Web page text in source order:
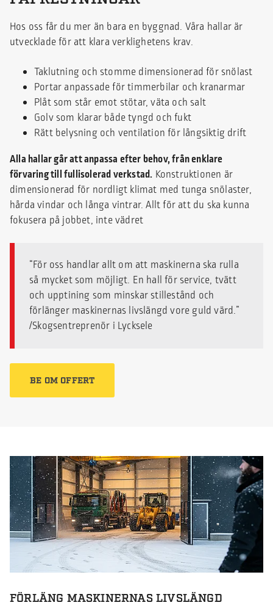
Hos oss får du mer än bara en byggnad. Våra hallar är
utvecklade för att klara verklighetens krav.
Taklutning och stomme dimensionerad för snölast
Portar anpassade för timmerbilar och kranarmar
Plåt som står emot stötar, väta och salt
Golv som klarar både tyngd och fukt
Rätt belysning och ventilation för långsiktig drift
Alla hallar går att anpassa efter behov, från enklare
förvaring till fullisolerad verkstad. Konstruktionen är
dimensionerad för nordligt klimat med tunga snölaster,
hårda vindar och långa vintrar. Allt för att du ska kunna
fokusera på jobbet, inte vädret
“För oss handlar allt om att maskinerna ska rulla
så mycket som möjligt. En hall för service, tvätt
och upptining som minskar stillestånd och
förlänger maskinernas livslängd vore guld värd.”
/Skogsentreprenör i Lycksele
BE OM OFFERT
FÖRLÄNG MASKINERNAS LIVSLÄNGD